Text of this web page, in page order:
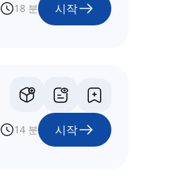
18 분 시작
14 분 시작